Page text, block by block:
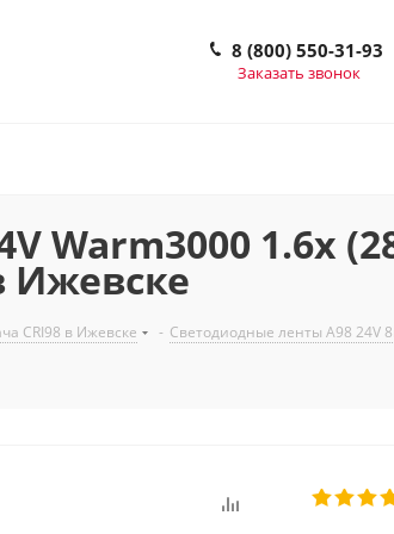
8 (800) 550-31-93
Заказать звонок
Warm3000 1.6x
Ижевске
CRI98 в Ижевске - Светодиодные ленты A98 24V